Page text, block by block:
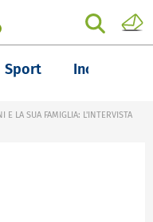
Sport Inchieste
E LA SUA FAMIGLIA: L'INTERVISTA